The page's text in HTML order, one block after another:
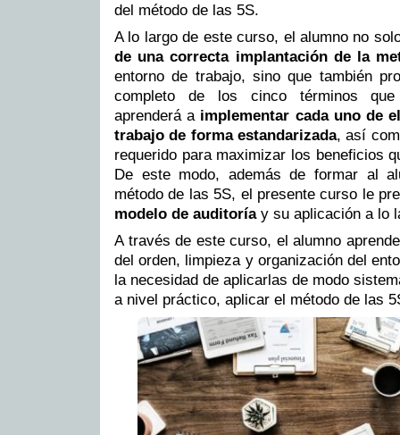
del método de las 5S.
A lo largo de este curso, el alumno no
de una correcta implantación de la
entorno de trabajo, sino que también
completo de los cinco términos
aprenderá a implementar cada uno de
trabajo de forma estandarizada, así
requerido para maximizar los beneficios
De este modo, además de formar al
método de las 5S, el presente curso le
modelo de auditoríay su aplicación a lo
A través de este curso, el alumno
del orden, limpieza y organización del
la necesidad de aplicarlas de modo
a nivel práctico, aplicar el método de las